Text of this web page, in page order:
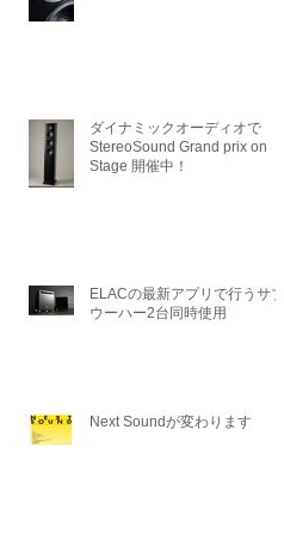
ダイナミックオーディオで
StereoSound Grand prix on
Stage 開催中！
ELACの最新アプリで行うサブ
ウーハー2台同時使用
Next Soundが変わります